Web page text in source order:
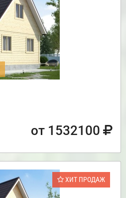
от 1532100
ХИТ ПРОДАЖ